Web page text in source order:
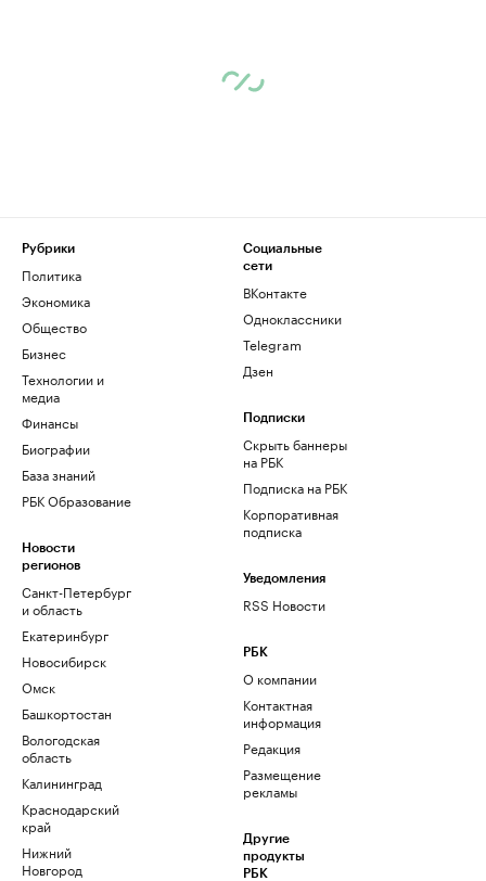
Рубрики
Политика
Экономика
Общество
Бизнес
Технологии и
медиа
Финансы
Биографии
База знаний
РБК Образование
Новости
регионов
Санкт-Петербург
и область
Екатеринбург
Новосибирск
Омск
Башкортостан
Вологодская
область
Калининград
Краснодарский
край
Нижний
Новгород
Социальные
сети
ВКонтакте
Одноклассники
Telegram
Дзен
Подписки
Скрыть баннеры
на РБК
Подписка на РБК
Корпоративная
подписка
Уведомления
RSS Новости
РБК
О компании
Контактная
информация
Редакция
Размещение
рекламы
Другие
продукты
РБК